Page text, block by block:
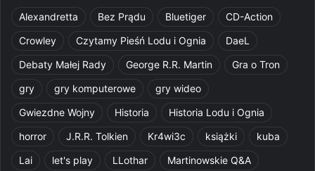
Alexandretta Bez Prądu Bluetiger
CD-Action
Crowley
Czytamy Pieśń Lodu i Ognia
DaeL
Debaty Małej Rady
George R.R. Martin
Gra o Tron
gry
gry komputerowe
gry wideo
Gwiezdne Wojny
Historia
Historia Lodu i Ognia
horror
J.R.R. Tolkien Kr4wi3c książki
kuba
Lai
let's play LLothar
Martinowskie Q&A